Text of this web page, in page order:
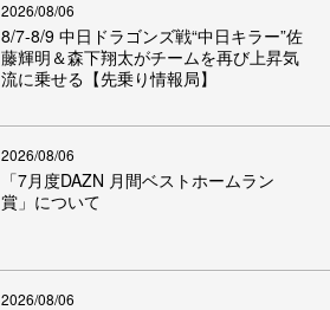
2026/08/06
8/7-8/9 中日ドラゴンズ戦“中日キラー”佐
藤輝明＆森下翔太がチームを再び上昇気
流に乗せる【先乗り情報局】
2026/08/06
「7月度DAZN 月間ベストホームラン
賞」について
2026/08/06